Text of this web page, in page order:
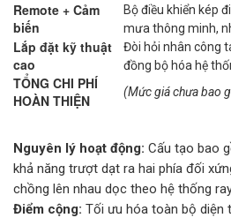
Remote + Cảm
biến
Bộ điều khiển kép
mưa thông minh,
Lắp đặt kỹ thuật
cao
Đòi hỏi nhân công
đồng bộ hóa hệ
TỔNG CHI PHÍ
HOÀN THIỆN
(Mức giá chưa bao
Nguyên lý hoạt động: Cấu tạo bao
khả năng trượt dạt ra hai phía đối
chồng lên nhau dọc theo hệ thống
Điểm cộng: Tối ưu hóa toàn bộ diện